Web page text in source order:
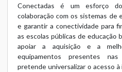
Conectadas é um esforço
colaboração com os sistemas de
e garantir a conectividade para
as escolas públicas de educação
apoiar a aquisição e a
equipamentos presentes
pretende universalizar o acesso